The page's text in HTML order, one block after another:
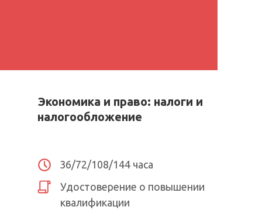
Экономика и право: налоги и
налогообложение
36/72/108/144 часа
Удостоверение о повышении
квалификации